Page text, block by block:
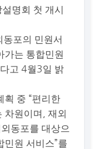
설명회 첫 개시
포의 민원서
가는 통합민원
고 4월3일 밝
획 중 “편리한
차원이며, 재외
동포를 대상으
민원 서비스”를